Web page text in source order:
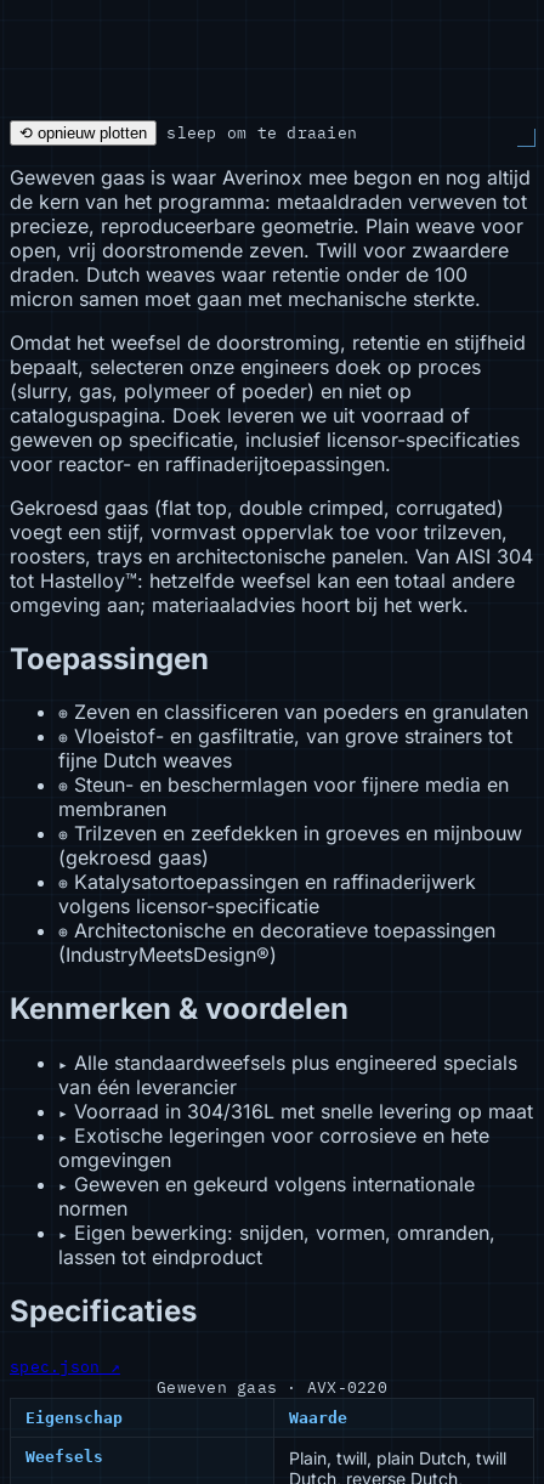
⟲ opnieuw plotten sleep om te draaien
Geweven gaas is waar Averinox mee begon en nog altijd
de kern van het programma: metaaldraden verweven tot
precieze, reproduceerbare geometrie. Plain weave voor
open, vrij doorstromende zeven. Twill voor zwaardere
draden. Dutch weaves waar retentie onder de 100
micron samen moet gaan met mechanische sterkte.
Omdat het weefsel de doorstroming, retentie en stijfheid
bepaalt, selecteren onze engineers doek op proces
(slurry, gas, polymeer of poeder) en niet op
cataloguspagina. Doek leveren we uit voorraad of
geweven op specificatie, inclusief licensor-specificaties
voor reactor- en raffinaderijtoepassingen.
Gekroesd gaas (flat top, double crimped, corrugated)
voegt een stijf, vormvast oppervlak toe voor trilzeven,
roosters, trays en architectonische panelen. Van AISI 304
tot Hastelloy™: hetzelfde weefsel kan een totaal andere
omgeving aan; materiaaladvies hoort bij het werk.
Toepassingen
⊕ Zeven en classificeren van poeders en granulaten
⊕ Vloeistof- en gasfiltratie, van grove strainers tot
fijne Dutch weaves
⊕ Steun- en beschermlagen voor fijnere media en
membranen
⊕ Trilzeven en zeefdekken in groeves en mijnbouw
(gekroesd gaas)
⊕ Katalysatortoepassingen en raffinaderijwerk
volgens licensor-specificatie
⊕ Architectonische en decoratieve toepassingen
(IndustryMeetsDesign®)
Kenmerken & voordelen
▸ Alle standaardweefsels plus engineered specials
van één leverancier
▸ Voorraad in 304/316L met snelle levering op maat
▸ Exotische legeringen voor corrosieve en hete
omgevingen
▸ Geweven en gekeurd volgens internationale
normen
▸ Eigen bewerking: snijden, vormen, omranden,
lassen tot eindproduct
Specificaties
spec.json ↗
Geweven gaas · AVX-0220
Eigenschap Waarde
Weefsels
Plain, twill, plain Dutch, twill
Dutch, reverse Dutch,